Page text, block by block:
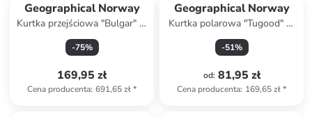
Geographical Norway
Kurtka przejściowa "Bulgar" w
kolorze granatowym
-75%
169,95 zł
Cena producenta: 691,65 zł*
Geographical Norway
Kurtka polarowa "Tugood" w
kolorze czarnym
-51%
od: 81,95 zł
Cena producenta: 169,65 zł*